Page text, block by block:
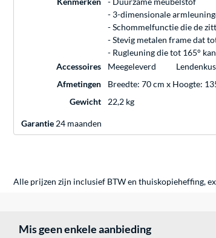
- 3-dimensionale
- Schommelfunctie die de
- Stevig metalen frame dat
- Rugleuning die tot 165°
Accessoires
Meegeleverd
Afmetingen
Breedte: 70 cm x Hoogte:
Gewicht
22,2 kg
Garantie 24 maanden
Alle prijzen zijn inclusief BTW en thuiskopieheffing,
Mis geen enkele aanbieding